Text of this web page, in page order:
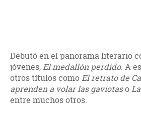
Debutó en el panorama literario
jóvenes,El medallón perdido. A
otros títulos comoEl retrato de
aprenden a volar las gaviotaso
entre muchos otros.